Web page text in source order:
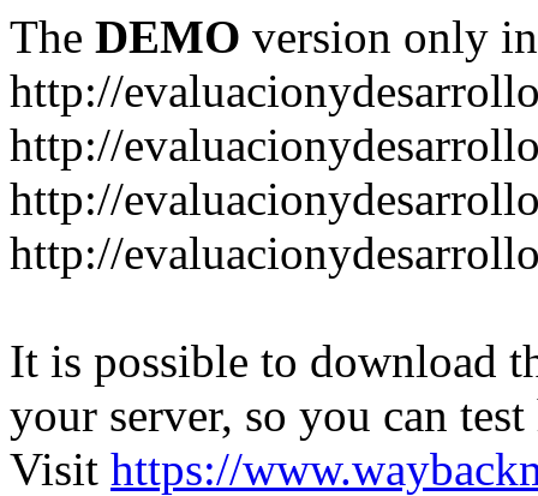
The DEMO version only
http://
http://
http://
http://
It is possible to download
your server, so you can
Visit https://